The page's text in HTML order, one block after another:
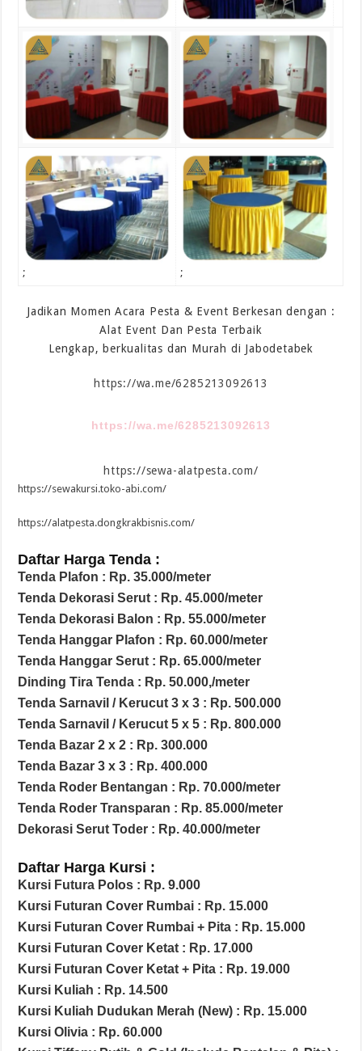
; ;
Jadikan Momen Acara Pesta & Event Berkesan dengan :
Alat Event Dan Pesta Terbaik
Lengkap, berkualitas dan Murah di Jabodetabek
https://wa.me/6285213092613
https://wa.me/6285213092613
https://sewa-alatpesta.com/
https://sewakursi.toko-abi.com/
https://alatpesta.dongkrakbisnis.com/
Daftar Harga Tenda :
Tenda Plafon : Rp. 35.000/meter
Tenda Dekorasi Serut : Rp. 45.000/meter
Tenda Dekorasi Balon : Rp. 55.000/meter
Tenda Hanggar Plafon : Rp. 60.000/meter
Tenda Hanggar Serut : Rp. 65.000/meter
Dinding Tira Tenda : Rp. 50.000,/meter
Tenda Sarnavil / Kerucut 3 x 3 : Rp. 500.000
Tenda Sarnavil / Kerucut 5 x 5 : Rp. 800.000
Tenda Bazar 2 x 2 : Rp. 300.000
Tenda Bazar 3 x 3 : Rp. 400.000
Tenda Roder Bentangan : Rp. 70.000/meter
Tenda Roder Transparan : Rp. 85.000/meter
Dekorasi Serut Toder : Rp. 40.000/meter
Daftar Harga Kursi :
Kursi Futura Polos : Rp. 9.000
Kursi Futuran Cover Rumbai : Rp. 15.000
Kursi Futuran Cover Rumbai + Pita : Rp. 15.000
Kursi Futuran Cover Ketat : Rp. 17.000
Kursi Futuran Cover Ketat + Pita : Rp. 19.000
Kursi Kuliah : Rp. 14.500
Kursi Kuliah Dudukan Merah (New) : Rp. 15.000
Kursi Olivia : Rp. 60.000